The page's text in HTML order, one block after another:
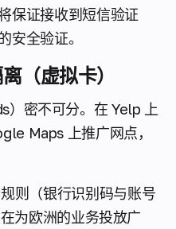
保证接收到短信验证
安全验证。
（虚拟卡）
）密不可分。在 Yelp 上
Maps 上推广网点，
规则（银行识别码与账号
为欧洲的业务投放广